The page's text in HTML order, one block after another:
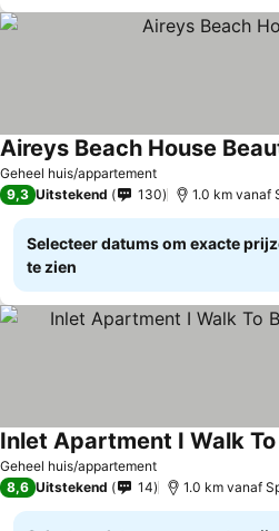
Geheel huis/appartement
Aireys Beach House
9,3 Uitstekend 130 1.0 km vanaf
Selecteer datums om exacte
te zien
Geheel huis/appartement
8,6 Uitstekend 14 1.0 km vanaf